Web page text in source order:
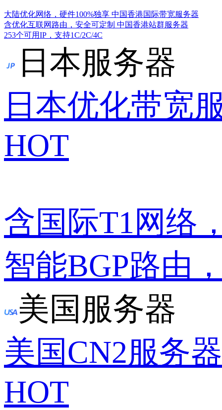
大陆优化网络，硬件100%独享 中国香港国际带宽服务器
含优化互联网路由，安全可定制 中国香港站群服务器
253个可用IP，支持1C/2C/4C
日本服务器
日本优化带宽
HOT
含国际T1网络
智能BGP路由
美国服务器
美国CN2服务器
HOT